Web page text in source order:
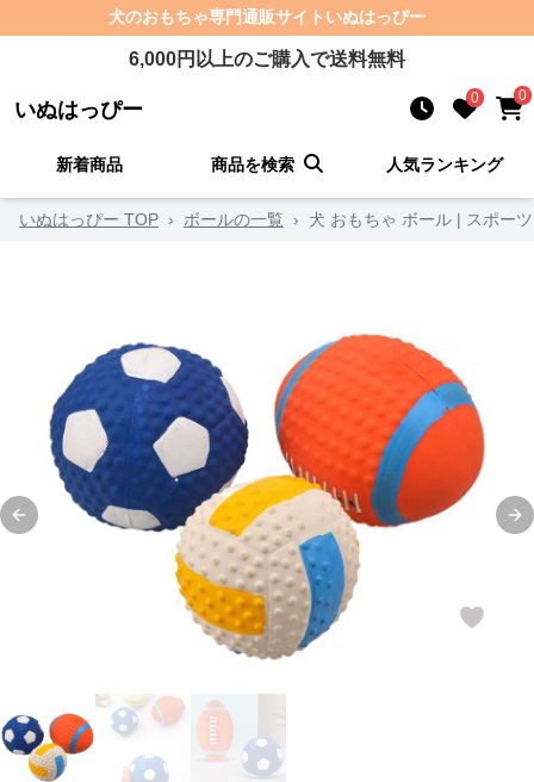
犬のおもちゃ専門通販サイト いぬはっぴー
6,000円以上のご購入で送料無料
いぬはっぴー 0 0
新着商品 商品を検索 人気ランキング
いぬはっぴー TOP › ボールの一覧 › 犬 おもちゃ ボール | スポー
Previous slide